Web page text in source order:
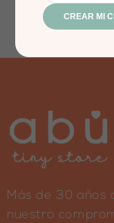
CREAR MI
Más de 30 años
nuestro